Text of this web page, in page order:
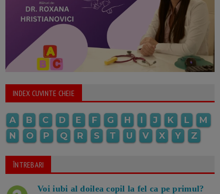
INDEX CUVINTE CHEIE
A B C D E F G H I J K L
M
N
O P Q R S T U V X Y Z
ÎNTREBARI
Voi iubi al doilea copil la fel ca pe primul?